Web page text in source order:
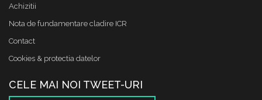
Achizitii
Nota de fundamentare cladire ICR
Contact
Cookies & protectia datelor
CELE MAI NOI TWEET-URI